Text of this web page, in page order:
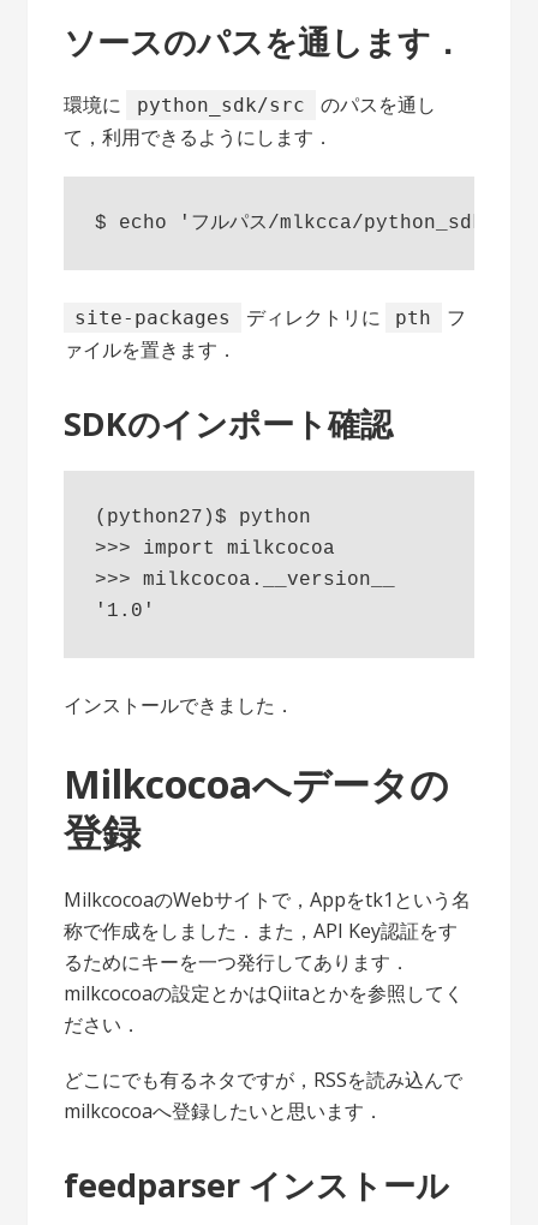
ソースのパスを通します．
環境に python_sdk/src
のパスを通し
て，利用できるようにします．
site-packages ディレクトリに pth
フ
ァイルを置きます．
SDKのインポート確認
(python27)$ python
>>> import milkcocoa
>>> milkcocoa.__version__
インストールできました．
Milkcocoaへデータの
登録
MilkcocoaのWebサイトで，Appをtk1という名
称で作成をしました．また，API Key認証をす
るためにキーを一つ発行してあります．
milkcocoaの設定とかはQiitaとかを参照してく
ださい．
どこにでも有るネタですが，RSSを読み込んで
milkcocoaへ登録したいと思います．
feedparser インストール